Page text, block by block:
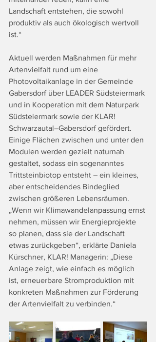
Landschaft entstehen, die sowohl
produktiv als auch ökologisch wertvoll
ist.“
Aktuell werden Maßnahmen für mehr
Artenvielfalt rund um eine
Photovoltaikanlage in der Gemeinde
Gabersdorf über LEADER Südsteiermark
und in Kooperation mit dem Naturpark
Südsteiermark sowie der KLAR!
Schwarzautal–Gabersdorf gefördert.
Einige Flächen zwischen und unter den
Modulen werden gezielt naturnah
gestaltet, sodass ein sogenanntes
Trittsteinbiotop entsteht – ein kleines,
aber entscheidendes Bindeglied
zwischen größeren Lebensräumen.
„Wenn wir Klimawandelanpassung ernst
nehmen, müssen wir Energieprojekte
so planen, dass sie der Landschaft
etwas zurückgeben“, erklärte Daniela
Kürschner, KLAR! Managerin: „Diese
Anlage zeigt, wie einfach es möglich
ist, erneuerbare Stromproduktion mit
konkreten Maßnahmen zur Förderung
der Artenvielfalt zu verbinden.“